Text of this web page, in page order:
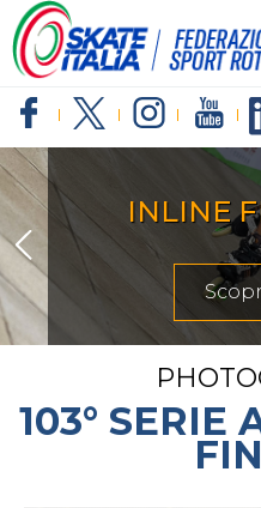
INLINE
103° SERIE